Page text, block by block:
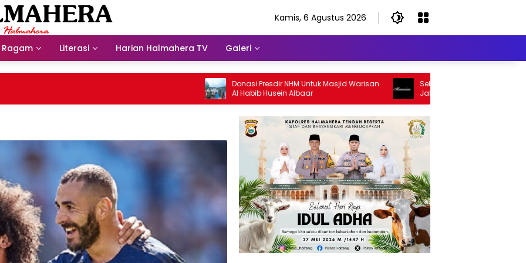
Kamis, 6 Agustus 2026
Ragam Literasi Harian Halmahera TV Galeri
Donasi Presdir NHM Untuk Masjid Warisan
Al Habib Husein Albaar
Selamat Jalan Sang Inspirator,
Jalan Abangku Yuslam Idris